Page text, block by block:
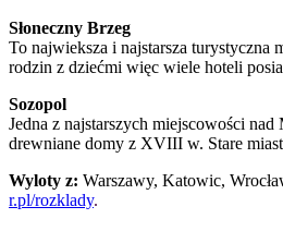
Słoneczny Brzeg
To najwieksza i najstarsza turystyczna
rodzin z dziećmi więc wiele hoteli
Sozopol
Jedna z najstarszych miejscowości
drewniane domy z XVIII w. Stare
Wyloty z: Warszawy, Katowic,
r.pl/rozklady.